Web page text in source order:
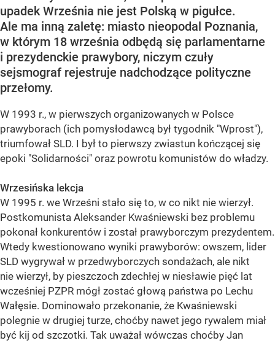
upadek Września nie jest Polską w pigułce.
Ale ma inną zaletę: miasto nieopodal Poznania,
w którym 18 września odbędą się parlamentarne
i prezydenckie prawybory, niczym czuły
sejsmograf rejestruje nadchodzące polityczne
przełomy.
W 1993 r., w pierwszych organizowanych w Polsce
prawyborach (ich pomysłodawcą był tygodnik "Wprost"),
triumfował SLD. I był to pierwszy zwiastun kończącej się
epoki "Solidarności" oraz powrotu komunistów do władzy.
Wrzesińska lekcja
W 1995 r. we Wrześni stało się to, w co nikt nie wierzył.
Postkomunista Aleksander Kwaśniewski bez problemu
pokonał konkurentów i został prawyborczym prezydentem.
Wtedy kwestionowano wyniki prawyborów: owszem, lider
SLD wygrywał w przedwyborczych sondażach, ale nikt
nie wierzył, by pieszczoch zdechłej w niesławie pięć lat
wcześniej PZPR mógł zostać głową państwa po Lechu
Wałęsie. Dominowało przekonanie, że Kwaśniewski
polegnie w drugiej turze, choćby nawet jego rywalem miał
być kij od szczotki. Tak uważał wówczas choćby Jan